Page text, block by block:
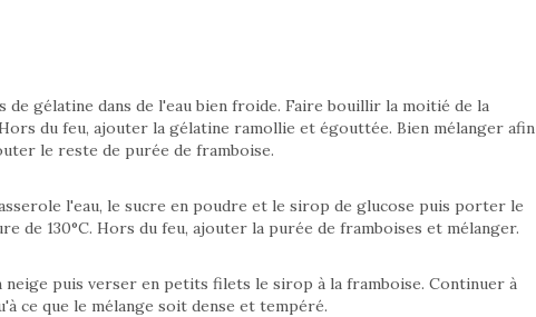
de gélatine dans de l'eau bien froide. Faire bouillir la moitié de la
du feu, ajouter la gélatine ramollie et égouttée. Bien mélanger afin
le reste de purée de framboise.
l'eau, le sucre en poudre et le sirop de glucose puis porter le
de 130°C. Hors du feu, ajouter la purée de framboises et mélanger.
neige puis verser en petits filets le sirop à la framboise. Continuer à
ce que le mélange soit dense et tempéré.